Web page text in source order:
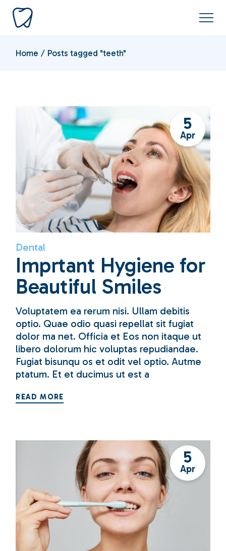
Skip
the
Home Posts tagged "teeth"
5
Apr
Dental
Imprtant Hygiene for
Beautiful Smiles
Voluptatem ea rerum nisi. Ullam debitis
optio. Quae odio quasi repellat sit fugiat
dolor ma net. Officia et Eos non itaque ut
libero dolorum hic voluptas repudiandae.
Fugiat bisunqu os et odit vel optio. Autme
ptatum. Et et ducimus ut est a
READ MORE
5
Apr